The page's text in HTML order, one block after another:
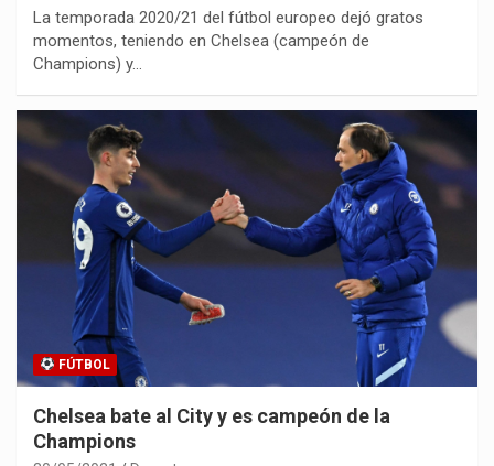
La temporada 2020/21 del fútbol europeo dejó gratos
momentos, teniendo en Chelsea (campeón de
Champions) y…
FÚTBOL
Chelsea bate al City y es campeón de la
Champions